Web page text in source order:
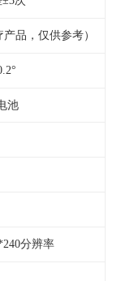
品，仅供参考）
池
分辨率